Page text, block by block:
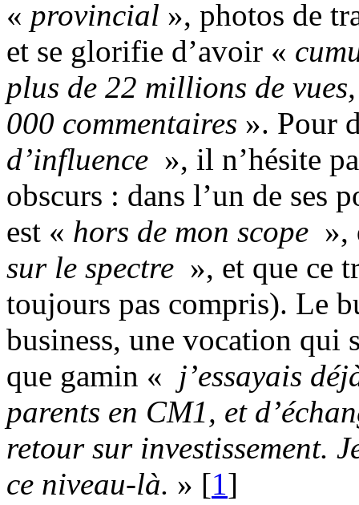
« provincial », photos de
et se glorifie d’avoir «
plus de 22 millions de
000 commentaires ». Pour
d’influence », il n’hésite
obscurs : dans l’un de ses
est « hors de mon scope »,
sur le spectre », et que ce
toujours pas compris). Le
business, une vocation qui
que gamin « j’essayais
parents en CM1, et
retour sur investissement.
ce niveau-là. » [1]